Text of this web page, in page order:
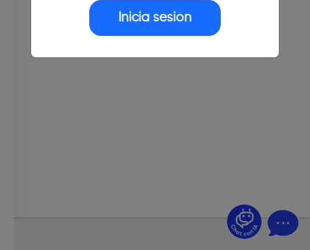
Inicia sesión